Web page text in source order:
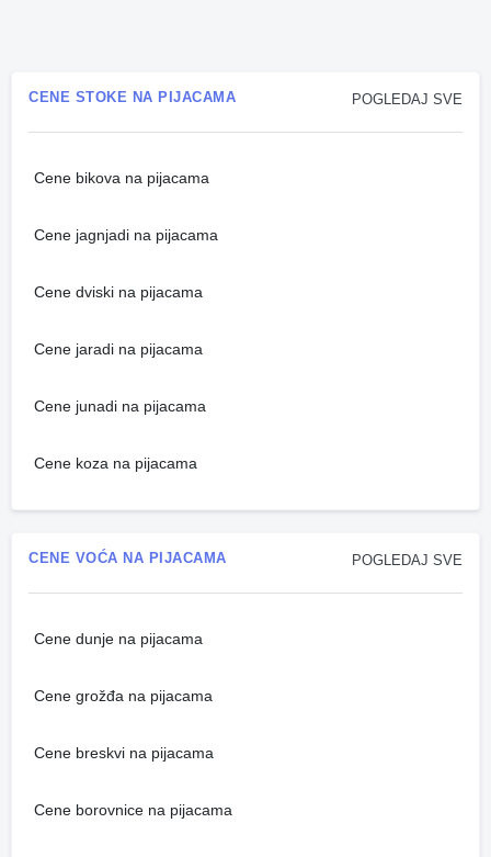
POGLEDAJ SVE
CENE STOKE NA PIJACAMA
Cene bikova na pijacama
Cene jagnjadi na pijacama
Cene dviski na pijacama
Cene jaradi na pijacama
Cene junadi na pijacama
Cene koza na pijacama
POGLEDAJ SVE
CENE VOĆA NA PIJACAMA
Cene dunje na pijacama
Cene grožđa na pijacama
Cene breskvi na pijacama
Cene borovnice na pijacama